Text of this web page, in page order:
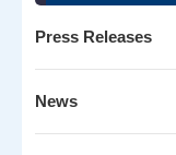
Press Releases
News